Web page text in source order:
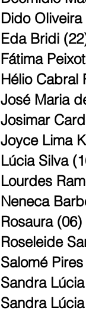
Dido Oliveira
Eda Bridi
Fátima
Hélio Cabral
José Maria
Josimar
Joyce Lima
Lúcia Silva
Lourdes
Neneca
Rosaura (06)
Roseleide
Salomé
Sandra
Sandra